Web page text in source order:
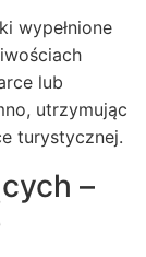
wypełnione
lub
utrzymując
turystycznej.
–